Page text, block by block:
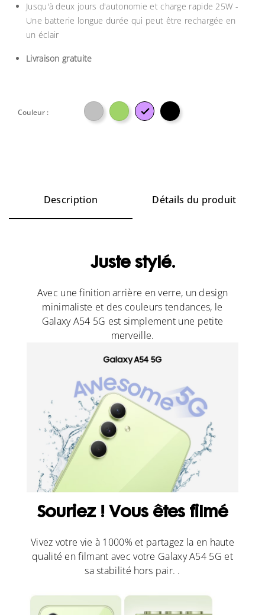
Jusqu'à deux jours d'autonomie et charge rapide 25W -
Une batterie longue durée qui peut être rechargée en
un éclair
Livraison gratuite
Couleur : 
Description Détails du produit
Juste stylé.
Avec une finition arrière en verre, un design
minimaliste et des couleurs tendances, le
Galaxy A54 5G est simplement une petite
merveille.
Souriez ! Vous êtes filmé
Vivez votre vie à 1000% et partagez la en haute
qualité en filmant avec votre Galaxy A54 5G et
sa stabilité hors pair. .